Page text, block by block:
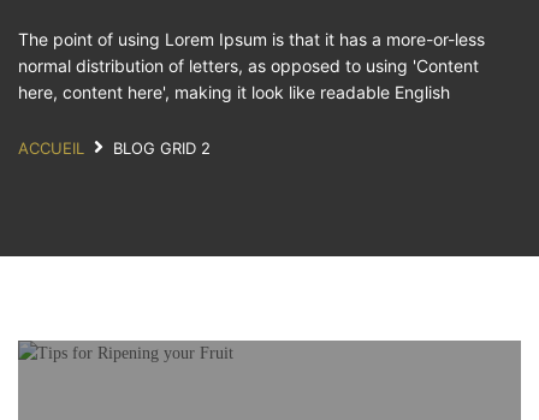
COMMANDE EN LIGNE
The point of using Lorem Ipsum is that it has a more-or-less
normal distribution of letters, as opposed to using 'Content
here, content here', making it look like readable English
ACCUEIL BLOG GRID 2